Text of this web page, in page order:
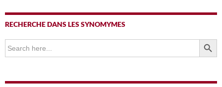
RECHERCHE DANS LES SYNOMYMES
Search
for:
SEARCH